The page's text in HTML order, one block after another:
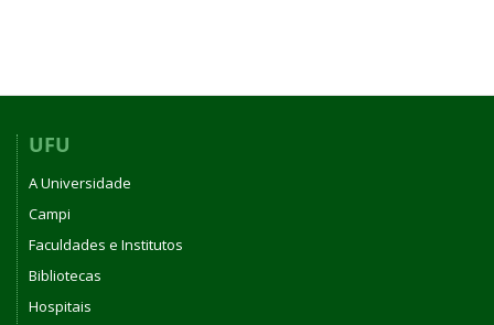
UFU
A Universidade
Campi
Faculdades e Institutos
Bibliotecas
Hospitais